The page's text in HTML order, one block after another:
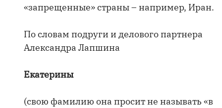
«запрещенные» страны – например, Иран.
По словам подруги и делового партнера
Александра Лапшина
Екатерины
(свою фамилию она просит не называть «в